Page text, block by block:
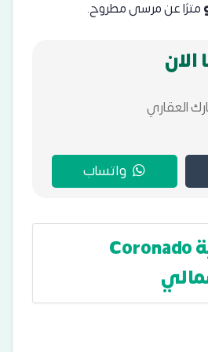
مترًا عن مرسى مطروح.
العقاري
واتساب
تصميم قرية Coronado